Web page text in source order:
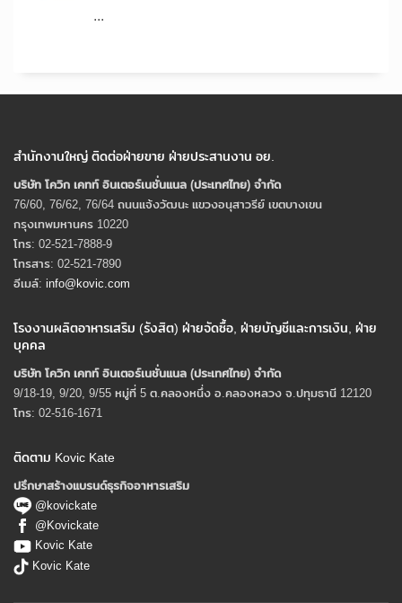
...
สำนักงานใหญ่ ติดต่อฝ่ายขาย ฝ่ายประสานงาน อย.
บริษัท โควิก เคทท์ อินเตอร์เนชั่นแนล (ประเทศไทย) จํากัด
76/60, 76/62, 76/64 ถนนแจ้งวัฒนะ แขวงอนุสาวรีย์ เขตบางเขน
กรุงเทพมหานคร 10220
โทร: 02-521-7888-9
โทรสาร: 02-521-7890
อีเมล์: info@kovic.com
โรงงานผลิตอาหารเสริม (รังสิต) ฝ่ายจัดซื้อ, ฝ่ายบัญชีและการเงิน, ฝ่าย
บุคคล
บริษัท โควิก เคทท์ อินเตอร์เนชั่นแนล (ประเทศไทย) จํากัด
9/18-19, 9/20, 9/55 หมู่ที่ 5 ต.คลองหนึ่ง อ.คลองหลวง จ.ปทุมธานี 12120
โทร: 02-516-1671
ติดตาม Kovic Kate
ปรึกษาสร้างแบรนด์ธุรกิจอาหารเสริม
@kovickate
@Kovickate
Kovic Kate
Kovic Kate